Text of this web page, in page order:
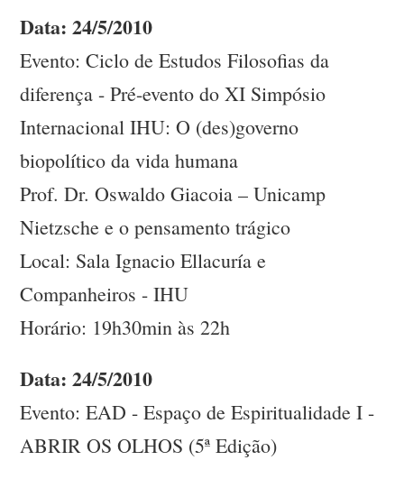
Data: 24/5/2010
Evento: Ciclo de Estudos Filosofias da
diferença - Pré-evento do XI Simpósio
Internacional IHU: O (des)governo
biopolítico da vida humana
Prof. Dr. Oswaldo Giacoia – Unicamp
Nietzsche e o pensamento trágico
Local: Sala Ignacio Ellacuría e
Companheiros - IHU
Horário: 19h30min às 22h
Data: 24/5/2010
Evento: EAD - Espaço de Espiritualidade I -
ABRIR OS OLHOS (5ª Edição)